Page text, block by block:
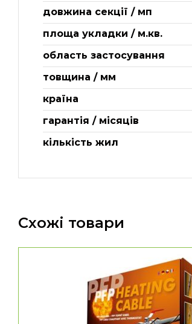
довжина секції / мп
площа укладки / м.кв.
область застосування
товщина / мм
країна
гарантія / місяців
кількість жил
Схожі товари